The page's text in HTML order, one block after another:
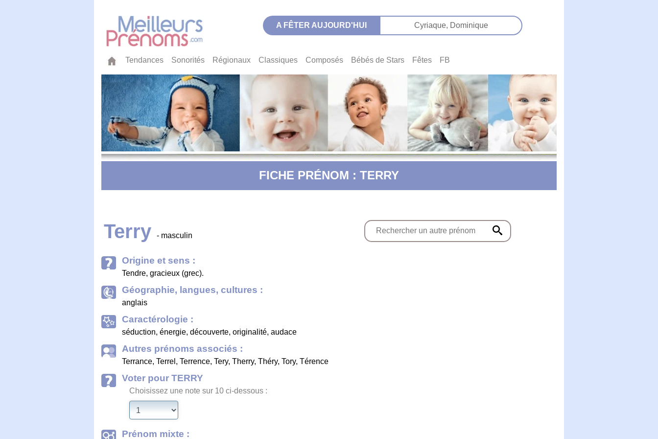
A FÊTER AUJOURD'HUI Cyriaque, Dominique
Tendances Sonorités Régionaux Classiques Composés Bébés de Stars Fêtes FB
FICHE PRÉNOM : TERRY
Terry - masculin
Origine et sens :
Tendre, gracieux (grec).
Géographie, langues, cultures :
anglais
Caractérologie :
séduction, énergie, découverte, originalité, audace
Autres prénoms associés :
Terrance, Terrel , Terrence, Tery, Therry, Théry, Tory, Térence
Voter pour TERRY
Choisissez une note sur 10 ci-dessous :
Prénom mixte :